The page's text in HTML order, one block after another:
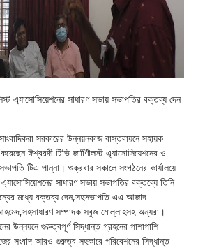
এ্যাসোসিয়েশনের সাধারণ সভায় সভাপতির বক্তব্য দেন
সরকারের উন্নয়নকাজ বাস্তবায়নে সহায়ক
ঈশ্বরদী টিভি জার্ণািিলস্ট এ্যাসোসিয়েশনের ও
টিএ পান্না। শুক্রবার সকালে সংগঠনের কার্যালয়ে
এ্যাসোসিয়েশনের সাধারণ সভায় সভাপতির বক্তব্যে তিনি
মধ্যে বক্তব্য দেন,সহসভাপতি এএ আজাদ
সম্পাদক সবুজ মোল্লাহসহ অন্যরা।
উন্নয়নে গুরুত্বপূর্ণ সিদ্ধান্ত গ্রহনের পাশাপাশি
সংবাদ আরও গুরুত্ব সহকারে পরিবেশনের সিদ্ধান্ত